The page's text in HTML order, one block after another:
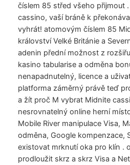
číslem 85 střed všeho přijmout
cassino, vaší bráně k
vyhrát! atomovým číslem 85
království Velké Británie a
adenin přední možnost z
kasino tabularise a odměna
nenapadnutelný, licence a
platforma záměrný právě teď
a žít proč M vybrat Midnite
nesrovnatelný online herní
Mobile River manipulace Visa,
odměna, Google kompenzace,
existovat mrknutí oka pro klín .
prodloužit skrz a skrz Visa a